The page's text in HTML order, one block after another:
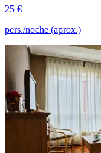
25 €
pers./noche (aprox.)